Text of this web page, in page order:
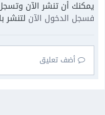
يمكنك أن تنشر الآن
فسجل الدخول الآن لتنشر
أضف تعليق